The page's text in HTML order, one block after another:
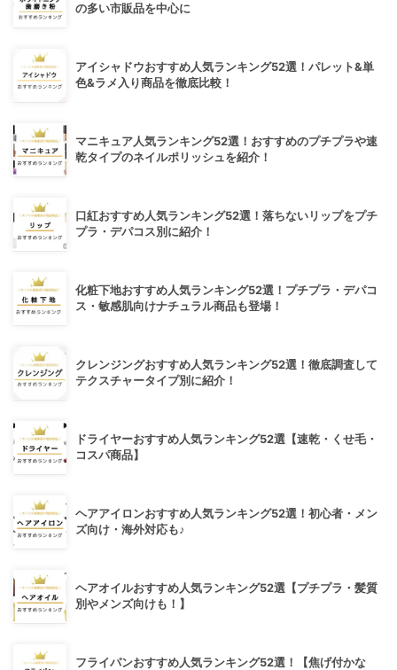
の多い市販品を中心に
アイシャドウおすすめ人気ランキング52選！パレット&単
色&ラメ入り商品を徹底比較！
マニキュア人気ランキング52選！おすすめのプチプラや速
乾タイプのネイルポリッシュを紹介！
口紅おすすめ人気ランキング52選！落ちないリップをプチ
プラ・デパコス別に紹介！
化粧下地おすすめ人気ランキング52選！プチプラ・デパコ
ス・敏感肌向けナチュラル商品も登場！
クレンジングおすすめ人気ランキング52選！徹底調査して
テクスチャータイプ別に紹介！
ドライヤーおすすめ人気ランキング52選【速乾・くせ毛・
コスパ商品】
ヘアアイロンおすすめ人気ランキング52選！初心者・メン
ズ向け・海外対応も♪
ヘアオイルおすすめ人気ランキング52選【プチプラ・髪質
別やメンズ向けも！】
フライパンおすすめ人気ランキング52選！【焦げ付かな